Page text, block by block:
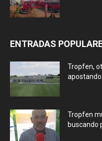
ENTRADAS
Tropfen,
apostando
Tropfen
buscando